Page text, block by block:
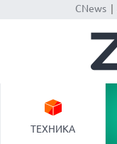
CNews|
ТЕХНИКА